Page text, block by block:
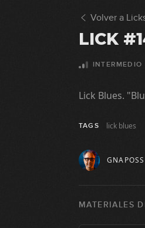
Volver a
LICK
INTERMEDIO
Lick Blues.
TAGS lick blues
GNAPOSS
MATERIALES